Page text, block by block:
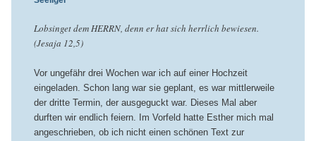
Lobsinget dem HERRN, denn er hat sich herrlich bewiesen.
(Jesaja 12,5)
Vor ungefähr drei Wochen war ich auf einer Hochzeit
eingeladen. Schon lang war sie geplant, es war mittlerweile
der dritte Termin, der ausgeguckt war. Dieses Mal aber
durften wir endlich feiern. Im Vorfeld hatte Esther mich mal
angeschrieben, ob ich nicht einen schönen Text zur